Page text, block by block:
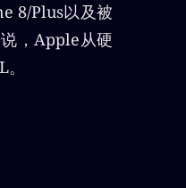
8/Plus以及被
，Apple从硬